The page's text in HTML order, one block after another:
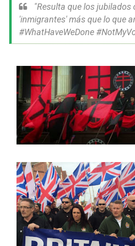
"Resulta que los jubilados
'inmigrantes' más que lo que
#WhatHaveWeDone